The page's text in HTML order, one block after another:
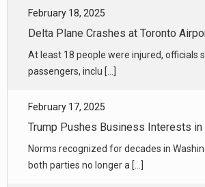
At least 18 people were injured, officials
passengers, inclu [...]
February 17, 2025
Norms recognized for decades in
both parties no longer a [...]
February 17, 2025